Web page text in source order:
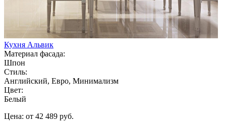
Кухня Альвик
Материал фасада:
Шпон
Стиль:
Английский, Евро, Минимализм
Цвет:
Белый
Цена: от 42 489 руб.